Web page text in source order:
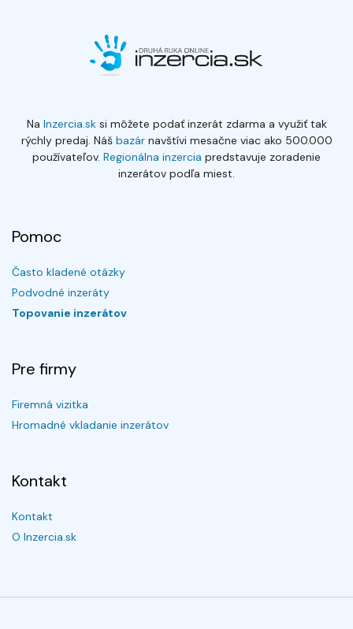
Na Inzercia.sksi môžete podať inzerát zdarma a využiť tak
rýchly predaj. Náš bazárnavštívi mesačne viac ako 500.000
používateľov. Regionálna inzercia predstavuje zoradenie
inzerátov podľa miest.
Pomoc
Často kladené otázky
Podvodné inzeráty
Topovanie inzerátov
Pre firmy
Firemná vizitka
Hromadné vkladanie inzerátov
Kontakt
Kontakt
O Inzercia.sk